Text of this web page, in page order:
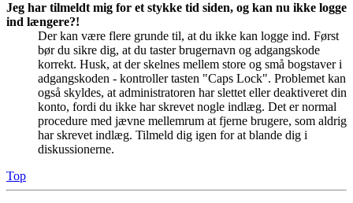
Jeg har tilmeldt mig for et stykke tid siden, og kan nu ikke logge
ind længere?!
Der kan være flere grunde til, at du ikke kan logge ind. Først
bør du sikre dig, at du taster brugernavn og adgangskode
korrekt. Husk, at der skelnes mellem store og små bogstaver i
adgangskoden - kontroller tasten "Caps Lock". Problemet kan
også skyldes, at administratoren har slettet eller deaktiveret din
konto, fordi du ikke har skrevet nogle indlæg. Det er normal
procedure med jævne mellemrum at fjerne brugere, som aldrig
har skrevet indlæg. Tilmeld dig igen for at blande dig i
diskussionerne.
Top